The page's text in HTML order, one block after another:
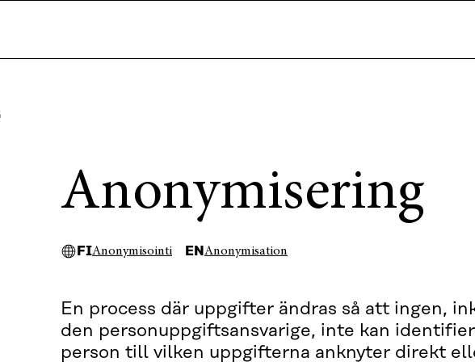
Anonymisering
FIAnonymisointi EN Anonymisation
En process där uppgifter ändras så att ingen,
den personuppgiftsansvarige, inte kan
person till vilken uppgifterna anknyter direkt